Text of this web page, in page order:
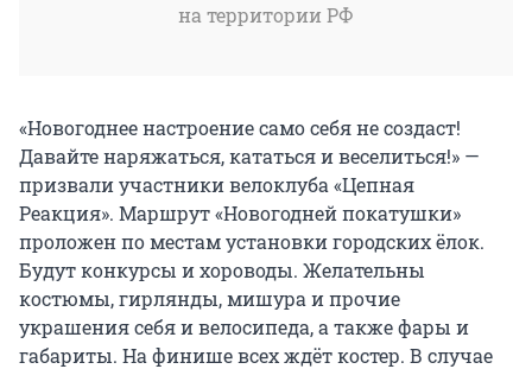
на территории РФ
«Новогоднее настроение само себя не создаст!
Давайте наряжаться, кататься и веселиться!» —
призвали участники велоклуба «Цепная
Реакция». Маршрут «Новогодней покатушки»
проложен по местам установки городских ёлок.
Будут конкурсы и хороводы. Желательны
костюмы, гирлянды, мишура и прочие
украшения себя и велосипеда, а также фары и
габариты. На финише всех ждёт костер. В случае